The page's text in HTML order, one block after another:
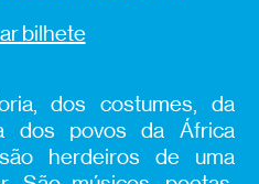
bilhete
dos costumes, da
dos povos da África
herdeiros de uma